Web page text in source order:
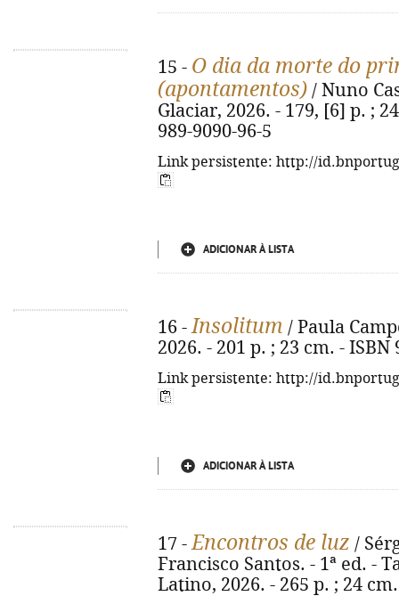
15 - O dia da morte do
(apontamentos) / Nuno
Glaciar, 2026. - 179, [6] p. ;
989-9090-96-5
Link persistente: http://
ADICIONAR À LISTA
16 -Insolitum / Paula
2026. - 201 p. ; 23 cm. - ISBN
Link persistente: http://
ADICIONAR À LISTA
17 -Encontros de luz /
Francisco Santos. - 1ª ed. -
Latino, 2026. - 265 p. ; 24